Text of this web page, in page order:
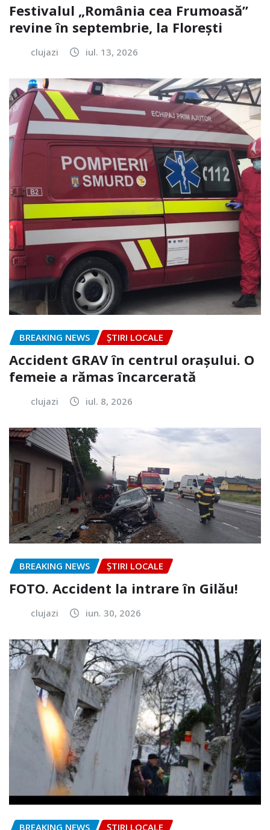
Festivalul „România cea Frumoasă”
revine în septembrie, la Florești
clujazi iul. 13, 2026
BREAKING NEWS ȘTIRI LOCALE
Accident GRAV în centrul orașului. O
femeie a rămas încarcerată
clujazi iul. 8, 2026
BREAKING NEWS ȘTIRI LOCALE
FOTO. Accident la intrare în Gilău!
clujazi iun. 30, 2026
BREAKING NEWS ȘTIRI LOCALE